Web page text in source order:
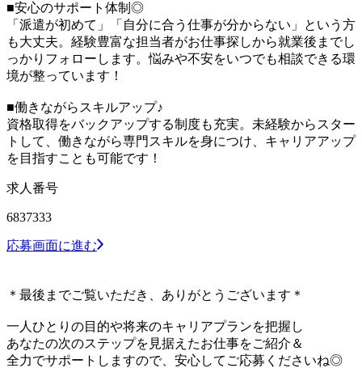
■安心のサポート体制◎
「派遣が初めて」「自分に合う仕事が分からない」という方
も大丈夫。経験豊富な担当者がお仕事探しから就業後までし
っかりフォローします。悩みや不安をいつでも相談できる環
境が整っています！
■働きながらスキルアップ♪
資格取得をバックアップする制度も充実。未経験からスター
トして、働きながら専門スキルを身につけ、キャリアアップ
を目指すことも可能です！
求人番号
6837333
応募画面に進む
＊最後までご覧いただき、ありがとうございます＊
一人ひとりの目的や将来のキャリアプランを把握し
あなたの次のステップを見据えたお仕事をご紹介＆
全力でサポートしますので、安心してご応募くださいね◎